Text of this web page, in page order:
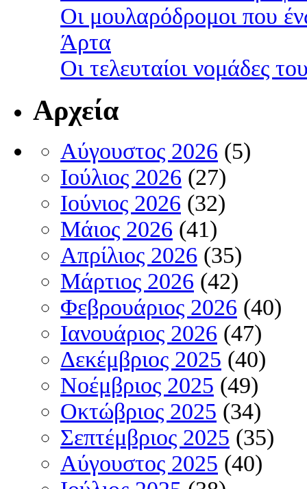
Οι μουλαρόδρομοι που
Άρτα
Οι τελευταίοι νομάδες
Αρχεία
Αύγουστος 2026 (5)
Ιούλιος 2026 (27)
Ιούνιος 2026 (32)
Μάιος 2026 (41)
Απρίλιος 2026 (35)
Μάρτιος 2026 (42)
Φεβρουάριος 2026 (40)
Ιανουάριος 2026 (47)
Δεκέμβριος 2025 (40)
Νοέμβριος 2025 (49)
Οκτώβριος 2025 (34)
Σεπτέμβριος 2025 (35)
Αύγουστος 2025 (40)